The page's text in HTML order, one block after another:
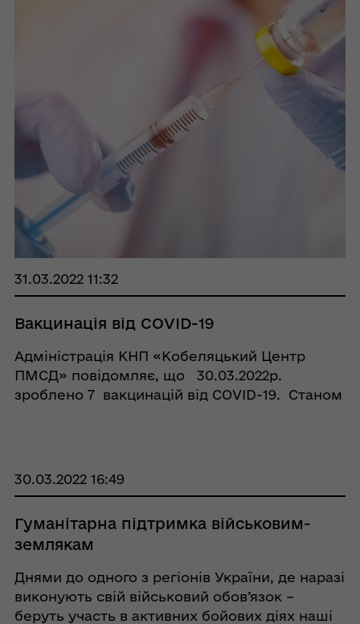
31.03.2022 11:32
Вакцинація від COVID-19
Адміністрація КНП «Кобеляцький Центр
ПМСД» повідомляє, що 30.03.2022р.
зроблено 7 вакцинацій від COVID-19. Станом
30.03.2022 16:49
Гуманітарна підтримка військовим-
землякам
Днями до одного з регіонів України, де наразі
виконують свій військовий обов’язок –
беруть участь в активних бойових діях наші